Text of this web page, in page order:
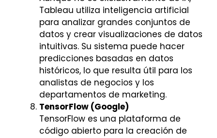
Tableau utiliza inteligencia artificial
para analizar grandes conjuntos de
datos y crear visualizaciones de datos
intuitivas. Su sistema puede hacer
predicciones basadas en datos
históricos, lo que resulta útil para los
analistas de negocios y los
departamentos de marketing.
TensorFlow (Google)
TensorFlow es una plataforma de
código abierto para la creación de